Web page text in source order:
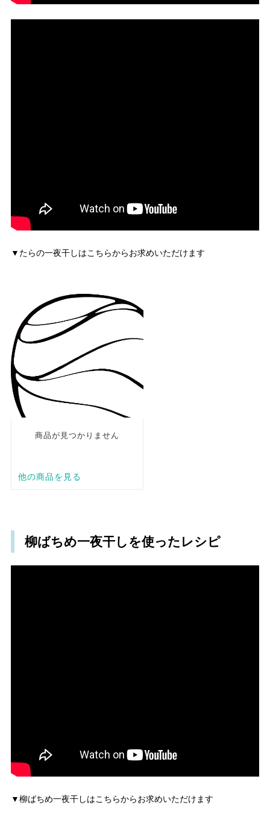
▼たらの一夜干しはこちらからお求めいただけます
柳ばちめ一夜干しを使ったレシピ
▼柳ばちめ一夜干しはこちらからお求めいただけます